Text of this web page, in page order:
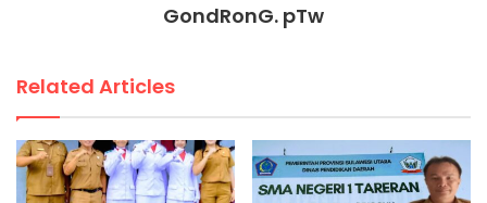
GondRonG. pTw
Related Articles